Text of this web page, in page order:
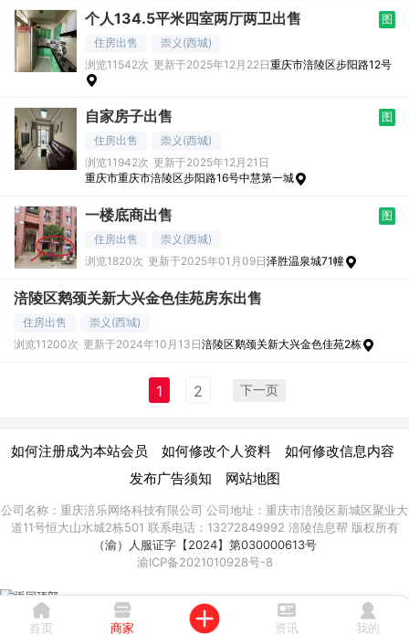
个人134.5平米四室两厅两卫出售
图
住房出售
崇义(西城)
浏览11542次 更新于2025年12月22日重庆市涪陵区步阳路12号
自家房子出售
图
住房出售
崇义(西城)
浏览11942次 更新于2025年12月21日
重庆市重庆市涪陵区步阳路16号中慧第一城
一楼底商出售
图
住房出售
崇义(西城)
浏览1820次 更新于2025年01月09日泽胜温泉城71幢
涪陵区鹅颈关新大兴金色佳苑房东出售
住房出售
崇义(西城)
浏览11200次 更新于2024年10月13日涪陵区鹅颈关新大兴金色佳苑2栋
1 2 下一页
如何注册成为本站会员 如何修改个人资料 如何修改信息内容
发布广告须知
网站地图
公司名称：重庆涪乐网络科技有限公司 公司地址：重庆市涪陵区新城区聚业大
道11号恒大山水城2栋501 联系电话：13272849992 涪陵信息帮 版权所有
（渝）人服证字【2024】第030000613号
渝ICP备2021010928号-8
首页 商家 资讯 我的